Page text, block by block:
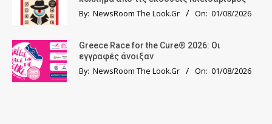
By: NewsRoom The Look.Gr On: 01/08/2026
Greece Race for the Cure® 2026: Οι
εγγραφές άνοιξαν
By: NewsRoom The Look.Gr On: 01/08/2026